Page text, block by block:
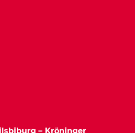
– Kröninger